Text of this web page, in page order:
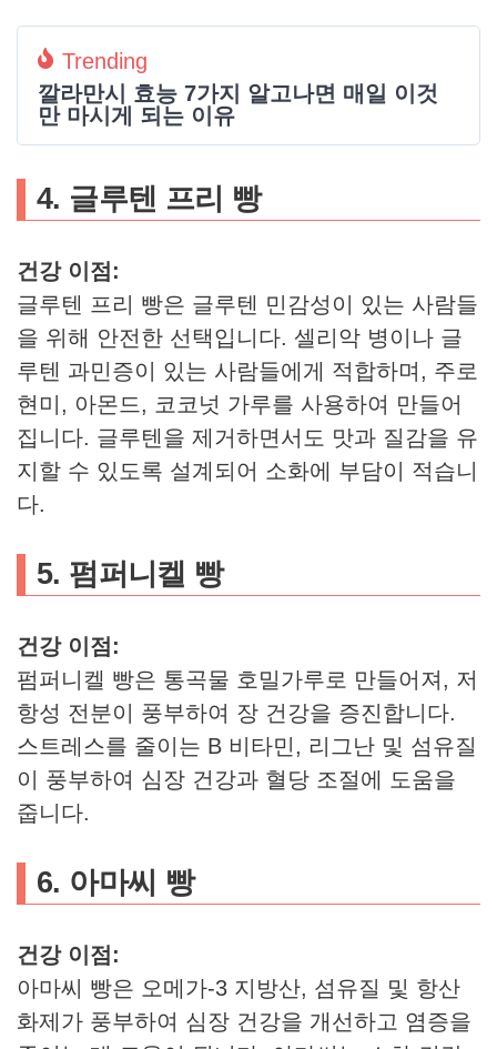
Trending
깔라만시 효능 7가지 알고나면 매일 이것
만 마시게 되는 이유
4. 글루텐 프리 빵
건강 이점:
글루텐 프리 빵은 글루텐 민감성이 있는 사람들
을 위해 안전한 선택입니다. 셀리악 병이나 글
루텐 과민증이 있는 사람들에게 적합하며, 주로
현미, 아몬드, 코코넛 가루를 사용하여 만들어
집니다. 글루텐을 제거하면서도 맛과 질감을 유
지할 수 있도록 설계되어 소화에 부담이 적습니
다.
5. 펌퍼니켈 빵
건강 이점:
펌퍼니켈 빵은 통곡물 호밀가루로 만들어져, 저
항성 전분이 풍부하여 장 건강을 증진합니다.
스트레스를 줄이는 B 비타민, 리그난 및 섬유질
이 풍부하여 심장 건강과 혈당 조절에 도움을
줍니다.
6. 아마씨 빵
건강 이점:
아마씨 빵은 오메가-3 지방산, 섬유질 및 항산
화제가 풍부하여 심장 건강을 개선하고 염증을